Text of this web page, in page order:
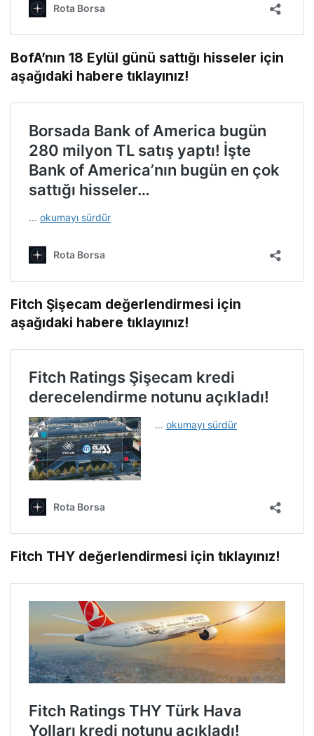
BofA’nın 18 Eylül günü sattığı hisseler için
aşağıdaki habere tıklayınız!
Fitch Şişecam değerlendirmesi için
aşağıdaki habere tıklayınız!
Fitch THY değerlendirmesi için tıklayınız!